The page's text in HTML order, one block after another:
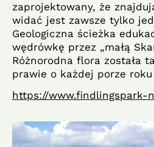
zaprojektowany, że
widać jest zawsze tylko
Geologiczna ścieżka
wędrówkę przez „małą
Różnorodna flora została
prawie o każdej porze
https://www.findlingspark-